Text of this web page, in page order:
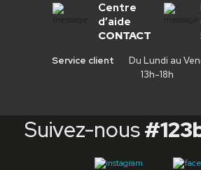
Centre
d’aide
CONTACT
Service client
Du Lundi au
13h-18h
Suivez-nous